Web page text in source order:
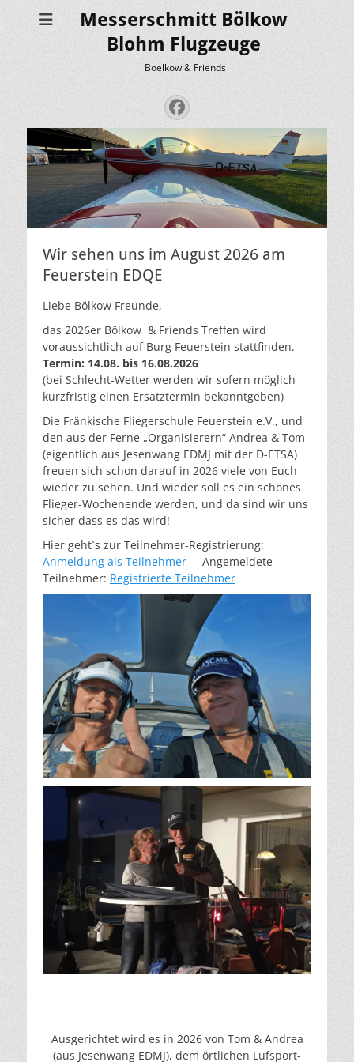
Messerschmitt Bölkow
Blohm Flugzeuge
Boelkow & Friends
Facebook
Wir sehen uns im August 2026 am
Feuerstein EDQE
Liebe Bölkow Freunde,
das 2026er Bölkow & Friends Treffen wird
voraussichtlich auf Burg Feuerstein stattfinden.
Termin: 14.08. bis 16.08.2026
(bei Schlecht-Wetter werden wir sofern möglich
kurzfristig einen Ersatztermin bekanntgeben)
Die Fränkische Fliegerschule Feuerstein e.V., und
den aus der Ferne „Organisierern“ Andrea & Tom
(eigentlich aus Jesenwang EDMJ mit der D-ETSA)
freuen sich schon darauf in 2026 viele von Euch
wieder zu sehen. Und wieder soll es ein schönes
Flieger-Wochenende werden, und da sind wir uns
sicher dass es das wird!
Hier geht`s zur Teilnehmer-Registrierung:
Anmeldung als Teilnehmer Angemeldete
Teilnehmer: Registrierte Teilnehmer
Ausgerichtet wird es in 2026 von Tom & Andrea
(aus Jesenwang EDMJ), dem örtlichen Lufsport-